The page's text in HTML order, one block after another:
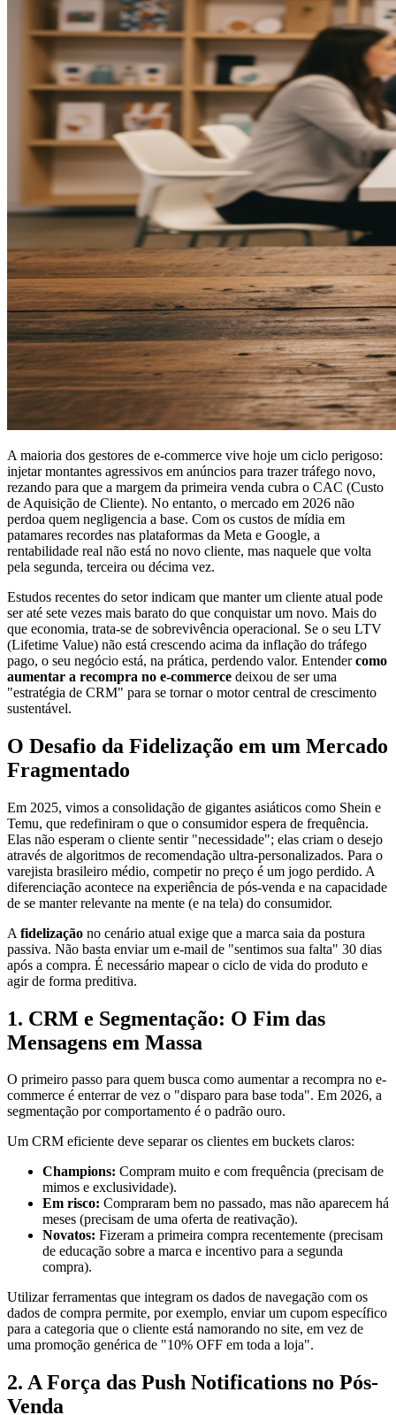
A maioria dos gestores de e-commerce vive hoje um ciclo perigoso:
injetar montantes agressivos em anúncios para trazer tráfego novo,
rezando para que a margem da primeira venda cubra o CAC (Custo
de Aquisição de Cliente). No entanto, o mercado em 2026 não
perdoa quem negligencia a base. Com os custos de mídia em
patamares recordes nas plataformas da Meta e Google, a
rentabilidade real não está no novo cliente, mas naquele que volta
pela segunda, terceira ou décima vez.
Estudos recentes do setor indicam que manter um cliente atual pode
ser até sete vezes mais barato do que conquistar um novo. Mais do
que economia, trata-se de sobrevivência operacional. Se o seu LTV
(Lifetime Value) não está crescendo acima da inflação do tráfego
pago, o seu negócio está, na prática, perdendo valor. Entendercomo
aumentar a recompra no e-commerce deixou de ser uma
"estratégia de CRM" para se tornar o motor central de crescimento
sustentável.
O Desafio da Fidelização em um Mercado
Fragmentado
Em 2025, vimos a consolidação de gigantes asiáticos como Shein e
Temu, que redefiniram o que o consumidor espera de frequência.
Elas não esperam o cliente sentir "necessidade"; elas criam o desejo
através de algoritmos de recomendação ultra-personalizados. Para o
varejista brasileiro médio, competir no preço é um jogo perdido. A
diferenciação acontece na experiência de pós-venda e na capacidade
de se manter relevante na mente (e na tela) do consumidor.
A fidelização no cenário atual exige que a marca saia da postura
passiva. Não basta enviar um e-mail de "sentimos sua falta" 30 dias
após a compra. É necessário mapear o ciclo de vida do produto e
agir de forma preditiva.
1. CRM e Segmentação: O Fim das
Mensagens em Massa
O primeiro passo para quem busca como aumentar a recompra no e-
commerce é enterrar de vez o "disparo para base toda". Em 2026, a
segmentação por comportamento é o padrão ouro.
Um CRM eficiente deve separar os clientes em buckets claros:
Champions: Compram muito e com frequência (precisam de
mimos e exclusividade).
Em risco: Compraram bem no passado, mas não aparecem há
meses (precisam de uma oferta de reativação).
Novatos: Fizeram a primeira compra recentemente (precisam
de educação sobre a marca e incentivo para a segunda
compra).
Utilizar ferramentas que integram os dados de navegação com os
dados de compra permite, por exemplo, enviar um cupom específico
para a categoria que o cliente está namorando no site, em vez de
uma promoção genérica de "10% OFF em toda a loja".
2. A Força das Push Notifications no Pós-
Venda